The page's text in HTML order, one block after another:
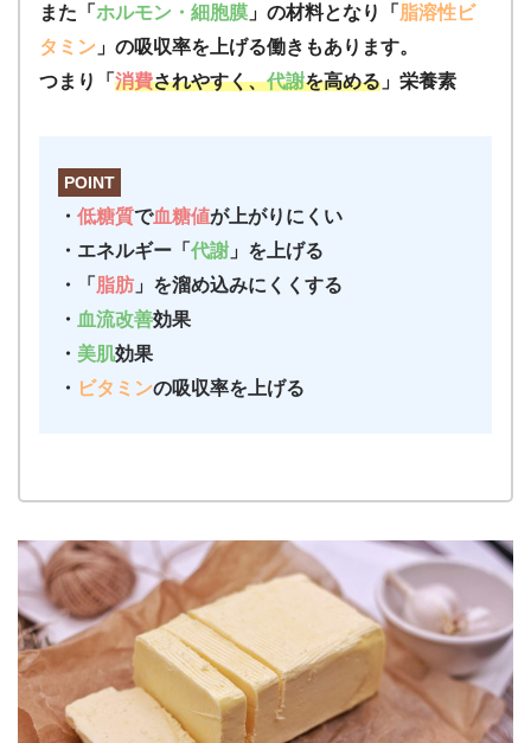
また「 ホルモン・細胞膜 」の材料となり「 脂溶性ビ
タミン 」の吸収率を上げる働きもあります。
つまり「 消費されやすく、代謝を高める 」栄養素
POINT
・ 低糖質で血糖値が上がりにくい
・エネルギー「 代謝 」を上げる
・「 脂肪 」を溜め込みにくくする
・ 血流改善効果
・ 美肌効果
・ ビタミンの吸収率を上げる